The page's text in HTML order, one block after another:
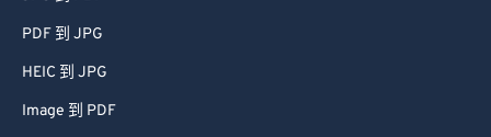
PDF 到 JPG
HEIC 到 JPG
Image 到 PDF